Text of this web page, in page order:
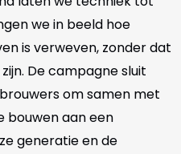
we in beeld hoe
is verweven, zonder dat
De campagne sluit
om samen met
bouwen aan een
generatie en de